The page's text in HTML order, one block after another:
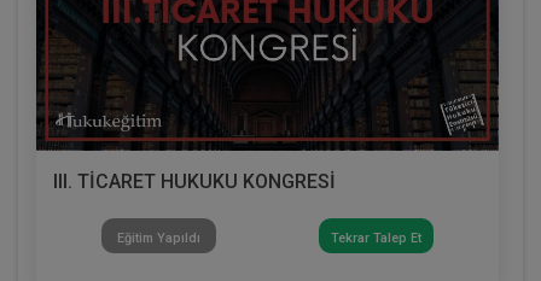
III. TİCARET HUKUKU KONGRESİ
Eğitim Yapıldı Tekrar Talep Et